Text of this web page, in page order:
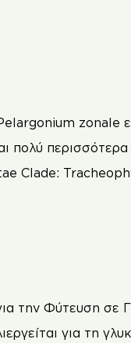
zonale
πολύ περισσότερα
Clade:
την Φύτευση σε
για τη